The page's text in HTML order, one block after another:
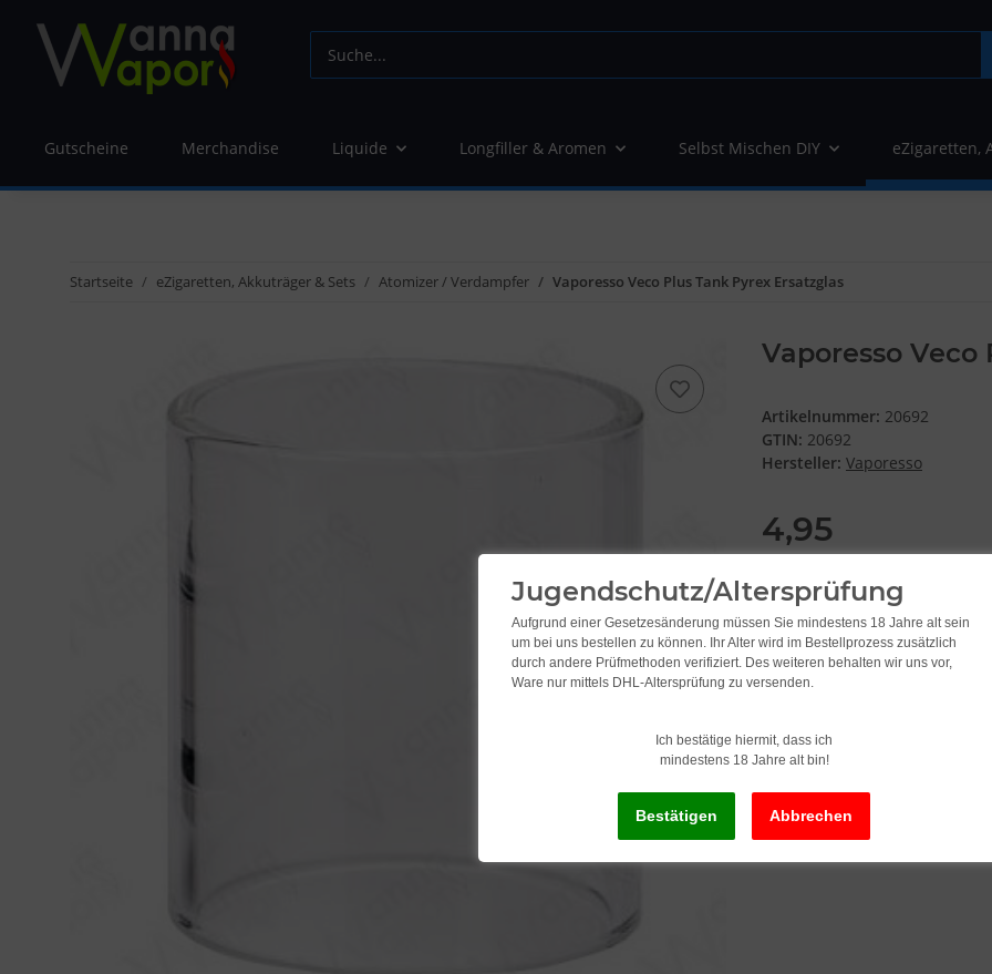
Gutscheine Merchandise Liquide Longfiller & Aromen Selbst Mischen DIY eZigaretten,
Startseite eZigaretten, Akkuträger & Sets Atomizer / Verdampfer Vaporesso Veco Plus Tank Pyrex Ersatzglas
Vaporesso Veco
Artikelnummer: 20692
GTIN: 20692
Hersteller: Vaporesso
4,95
inkl. 19% USt. , zzgl.
Jugendschutz/Altersprüfung
Aufgrund einer Gesetzesänderung müssen Sie mindestens 18 Jahre alt sein
um bei uns bestellen zu können. Ihr Alter wird im Bestellprozess zusätzlich
durch andere Prüfmethoden verifiziert. Des weiteren behalten wir uns vor,
Ware nur mittels DHL-Altersprüfung zu versenden.
Ich bestätige hiermit, dass ich
mindestens 18 Jahre alt bin!